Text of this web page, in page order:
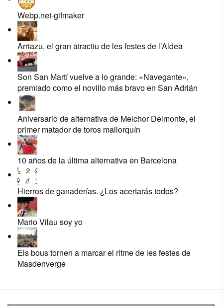
Webp.net-gifmaker
Arriazu, el gran atractiu de les festes de l’Aldea
Son San Martí vuelve a lo grande: «Navegante»,
premiado como el novillo más bravo en San Adrián
Aniversario de alternativa de Melchor Delmonte, el
primer matador de toros mallorquín
10 años de la última alternativa en Barcelona
Hierros de ganaderías. ¿Los acertarás todos?
Mario Vilau soy yo
Els bous tornen a marcar el ritme de les festes de
Masdenverge